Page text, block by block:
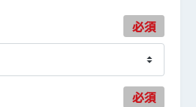
必須
必須